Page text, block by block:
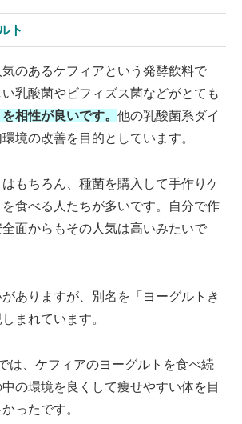
ト
のあるケフィアという発酵飲料で
乳酸菌やビフィズス菌などがとても
相性が良いです。 他の乳酸菌系ダイ
境の改善を目的としています。
もちろん、種菌を購入して手作りケ
食べる人たちが多いです。自分で作
面からもその人気は高いみたいで
ありますが、別名を「ヨーグルトき
まれています。
は、ケフィアのヨーグルトを食べ続
の環境を良くして痩せやすい体を目
ったです。